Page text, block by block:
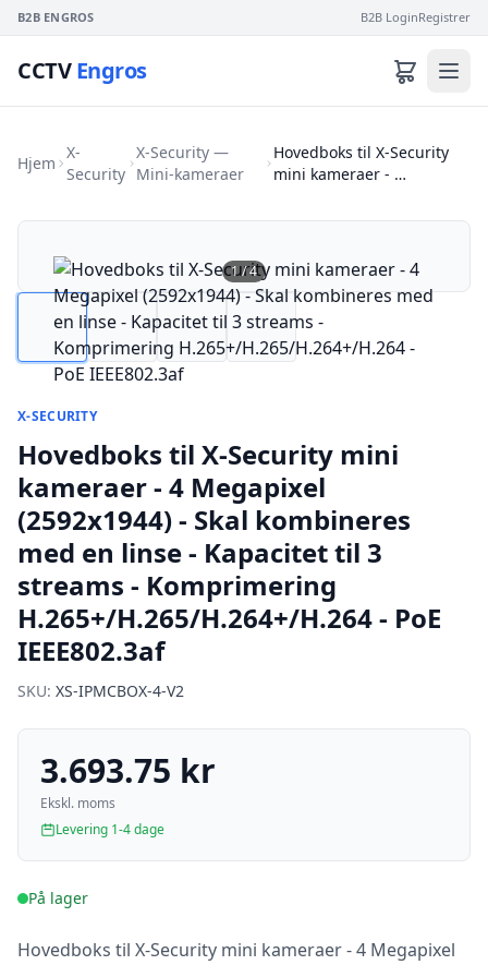
B2B ENGROS B2B LoginRegistrer
CCTVEngros
Hjem
X-
Security
X-Security —
Mini-kameraer
Hovedboks til X-Security
mini kameraer - …
1/4
X-SECURITY
Hovedboks til X-Security mini
kameraer - 4 Megapixel
(2592x1944) - Skal kombineres
med en linse - Kapacitet til 3
streams - Komprimering
H.265+/H.265/H.264+/H.264 - PoE
IEEE802.3af
SKU: XS-IPMCBOX-4-V2
3.693.75 kr
Ekskl. moms
Levering 1-4 dage
På lager
Hovedboks til X-Security mini kameraer - 4 Megapixel